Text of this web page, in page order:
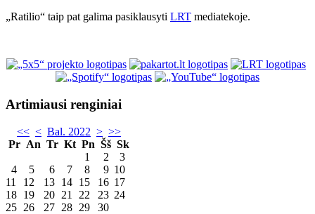
„Ratilio“ taip pat galima pasiklausyti LRT mediatekoje.
Artimiausi renginiai
<< < Bal. 2022 > >>
Pr An Tr Kt Pn Šš Sk
1
2
3
4
5 6 7 8 9 10
11
12 13 14 15 16 17
18 19 20 21 22 23 24
25 26 27 28 29 30